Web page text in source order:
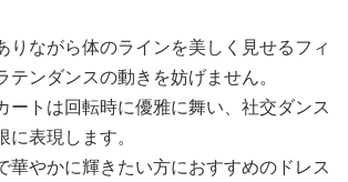
りながら体のラインを美しく見せるフィ
テンダンスの動きを妨げません。
ートは回転時に優雅に舞い、社交ダンス
表現します。
華やかに輝きたい方におすすめのドレス